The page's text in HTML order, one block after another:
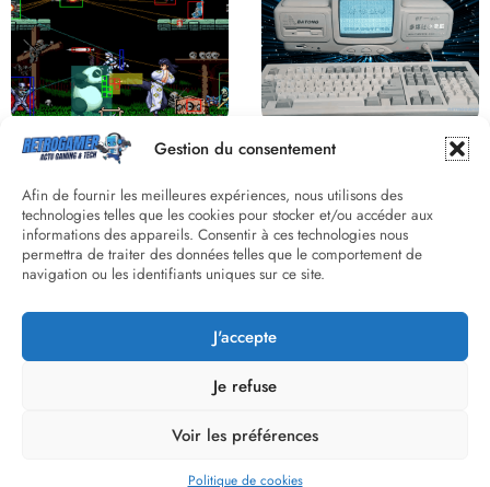
Gestion du consentement
Afin de fournir les meilleures expériences, nous utilisons des
technologies telles que les cookies pour stocker et/ou accéder aux
informations des appareils. Consentir à ces technologies nous
permettra de traiter des données telles que le comportement de
navigation ou les identifiants uniques sur ce site.
J'accepte
Je refuse
Voir les préférences
Politique de cookies
Derrière le pixel : L’art caché de la
hitbox
Une machine incroyable et
inconnue : le Batong BT-686
Street Fighter II : L’Odyssée d’une
Légende du versus fighting violence 8 bits faisait débat
The-Retrogamer.com Copyright 2026 | Powered By